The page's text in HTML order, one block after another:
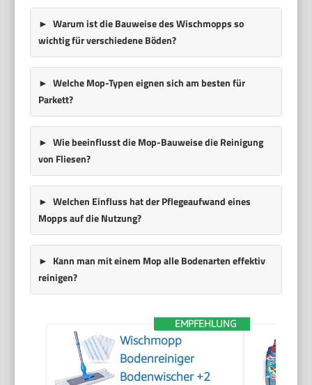
Warum ist die Bauweise des Wischmopps so
wichtig für verschiedene Böden?
Welche Mop-Typen eignen sich am besten für
Parkett?
Wie beeinflusst die Mop-Bauweise die Reinigung
von Fliesen?
Welchen Einfluss hat der Pflegeaufwand eines
Mopps auf die Nutzung?
Kann man mit einem Mop alle Bodenarten effektiv
reinigen?
EMPFEHLUNG
Wischmopp
Bodenreiniger
Bodenwischer +2